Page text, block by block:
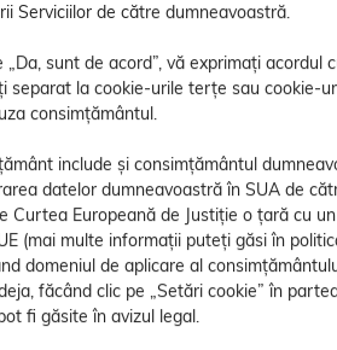
Serviciilor de către dumneavoastră.
„Da, sunt de acord”, vă exprimați
separat la cookie-urile terțe sau cookie-
consimțământul.
include și consimțământul
datelor dumneavoastră în SUA de
Curtea Europeană de Justiție o țară cu
(mai multe informații puteți găsi în
domeniul de aplicare al
făcând clic pe „Setări cookie” în
fi găsite în avizul legal.
Cască jet
incl. TVA
Cablu
alimentare cu
6,95€ _ In